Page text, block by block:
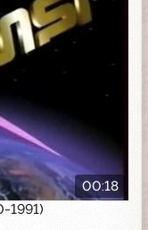
00:18
1991)